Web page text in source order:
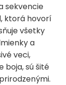
sekvencie
ktorá hovorí
všetky
a
veci,
boja, sú šité